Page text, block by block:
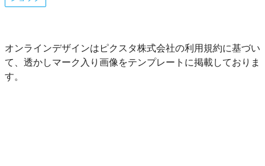
オンラインデザインはピクスタ株式会社の利用規約に基づい
て、透かしマーク入り画像をテンプレートに掲載しておりま
す。